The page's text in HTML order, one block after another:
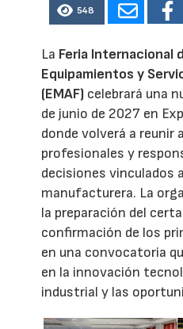
548
La Feria Internacional
Equipamientos y
(EMAF) celebrará una
de junio de 2027 en
donde volverá a reunir
profesionales y
decisiones vinculados
manufacturera. La
la preparación del
confirmación de los
en una convocatoria
en la innovación
industrial y las